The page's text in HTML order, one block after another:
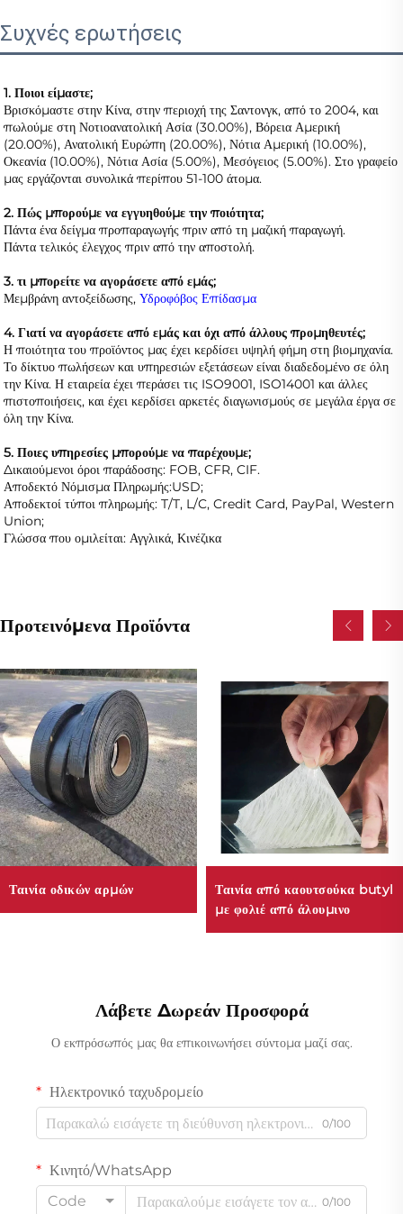
Συχνές ερωτήσεις
1. Ποιοι είμαστε;
Βρισκόμαστε στην Κίνα, στην περιοχή της Σαντονγκ, από το 2004, και
πωλούμε στη Νοτιοανατολική Ασία (30.00%), Βόρεια Αμερική
(20.00%), Ανατολική Ευρώπη (20.00%), Νότια Αμερική (10.00%),
Οκεανία (10.00%), Νότια Ασία (5.00%), Μεσόγειος (5.00%). Στο γραφείο
μας εργάζονται συνολικά περίπου 51-100 άτομα.
2. Πώς μπορούμε να εγγυηθούμε την ποιότητα;
Πάντα ένα δείγμα προπαραγωγής πριν από τη μαζική παραγωγή.
Πάντα τελικός έλεγχος πριν από την αποστολή.
3. τι μπορείτε να αγοράσετε από εμάς;
Μεμβράνη αντοξείδωσης, Υδροφόβος Επίδασμα
4. Γιατί να αγοράσετε από εμάς και όχι από άλλους προμηθευτές;
Η ποιότητα του προϊόντος μας έχει κερδίσει υψηλή φήμη στη βιομηχανία.
Το δίκτυο πωλήσεων και υπηρεσιών εξετάσεων είναι διαδεδομένο σε όλη
την Κίνα. Η εταιρεία έχει περάσει τις ISO9001, ISO14001 και άλλες
πιστοποιήσεις, και έχει κερδίσει αρκετές διαγωνισμούς σε μεγάλα έργα σε
όλη την Κίνα.
5. Ποιες υπηρεσίες μπορούμε να παρέχουμε;
Δικαιούμενοι όροι παράδοσης: FOB, CFR, CIF.
Αποδεκτό Νόμισμα Πληρωμής:USD;
Αποδεκτοί τύποι πληρωμής: T/T, L/C, Credit Card, PayPal, Western
Union;
Γλώσσα που ομιλείται: Αγγλικά, Κινέζικα
Προτεινόμενα Προϊόντα
Ταινία οδικών αρμών
Ταινία από καουτσούκα butyl
με φολιέ από άλουμινο
Λάβετε Δωρεάν Προσφορά
Ο εκπρόσωπός μας θα επικοινωνήσει σύντομα μαζί σας.
Ηλεκτρονικό ταχυδρομείο
0/100
Κινητό/WhatsApp
Code
0/100